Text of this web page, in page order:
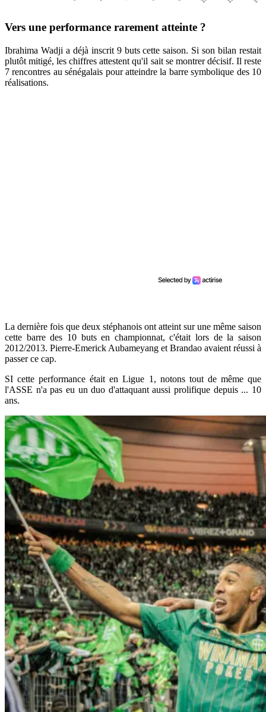
Vers une performance rarement atteinte ?
Ibrahima Wadji a déjà inscrit 9 buts cette saison. Si son bilan restait
plutôt mitigé, les chiffres attestent qu'il sait se montrer décisif. Il reste
7 rencontres au sénégalais pour atteindre la barre symbolique des 10
réalisations.
La dernière fois que deux stéphanois ont atteint sur une même saison
cette barre des 10 buts en championnat, c'était lors de la saison
2012/2013. Pierre-Emerick Aubameyang et Brandao avaient réussi à
passer ce cap.
SI cette performance était en Ligue 1, notons tout de même que
l'ASSE n'a pas eu un duo d'attaquant aussi prolifique depuis ... 10
ans.